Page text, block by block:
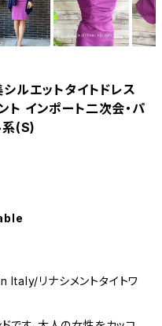
ルエットタイトドレス
インポート二次会・パ
系(S)
リナシメントタイトワ